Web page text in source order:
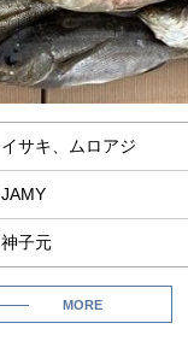
イサキ、ムロアジ
JAMY
神子元
MORE